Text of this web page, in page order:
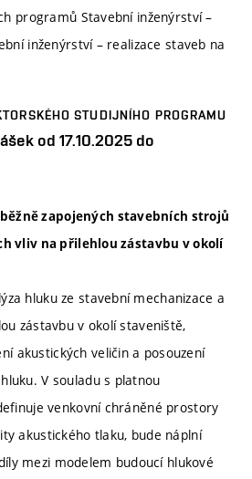
programů Stavební inženýrství –
inženýrství – realizace staveb na
STUDIJNÍHO PROGRAMU
od 17.10.2025 do
zapojených stavebních strojů
vliv na přilehlou zástavbu v okolí
hluku ze stavební mechanizace a
zástavbu v okolí staveniště,
akustických veličin a posouzení
V souladu s platnou
venkovní chráněné prostory
akustického tlaku, bude náplní
mezi modelem budoucí hlukové